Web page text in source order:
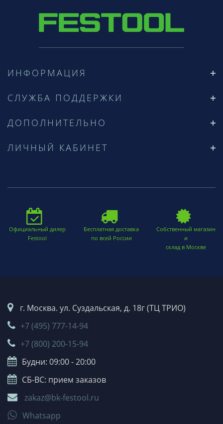
ИНФОРМАЦИЯ
СЛУЖБА ПОДДЕРЖКИ
ДОПОЛНИТЕЛЬНО
ЛИЧНЫЙ КАБИНЕТ
Официальный дилер
Festool
Бесплатная доставка
по всей России
Собственный магазин
и
склад в Москве
г. Москва. ул. Суздальская, д. 18г (ТЦ ТРИО)
+7 (495) 777-14-94
+7 (800) 200-15-94
Будни: 09:00 - 20:00
СБ-ВС: прием заказов
zakaz@bk-festool.ru
Whatsapp